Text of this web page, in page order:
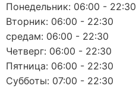
Понедельник: 06:00 - 22:30
Вторник: 06:00 - 22:30
средам: 06:00 - 22:30
Четверг: 06:00 - 22:30
Пятница: 06:00 - 22:30
Субботы: 07:00 - 22:30